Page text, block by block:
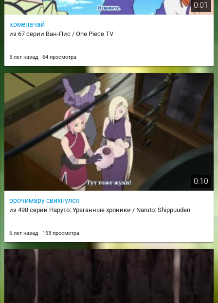
0:01
коменачай
из 67 серии Ван-Пис / One Piece TV
5 лет назад 64 просмотра
0:10
орочимару свихнулся
из 498 серии Наруто: Ураганные хроники / Naruto: Shippuuden
6 лет назад 153 просмотра